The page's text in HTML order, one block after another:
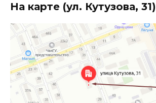
На карте (ул. Кутузова, 31)